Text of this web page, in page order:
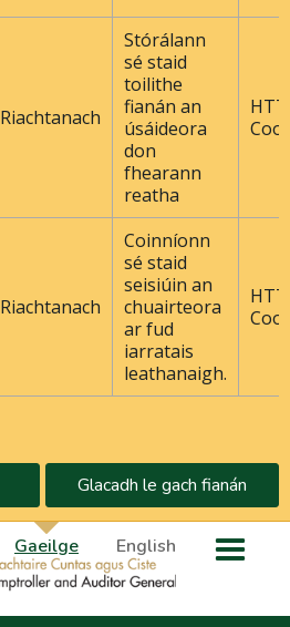
Riachtanach
Stórálann
sé staid
toilithe
fianán an
úsáideora
don
fhearann ​​
reatha
Riachtanach
Coinníonn
sé staid
seisiúin an
chuairteora
ar fud
iarratais
leathanaigh.
Glacadh le gach fianán
Gaeilge English